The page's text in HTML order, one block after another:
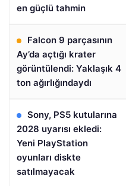
en güçlü tahmin
Falcon 9 parçasının
Ay’da açtığı krater
görüntülendi: Yaklaşık 4
ton ağırlığındaydı
Sony, PS5 kutularına
2028 uyarısı ekledi:
Yeni PlayStation
oyunları diskte
satılmayacak